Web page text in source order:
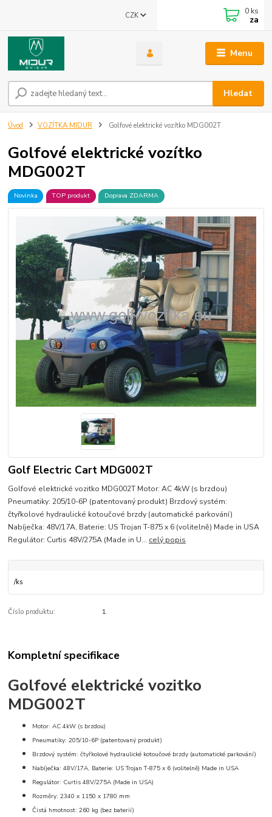
Menu
CZK
Hledat
0 ks
za
Úvod VOZÍTKA MIDUR Golfové elektrické vozítko MDG002T
Golfové elektrické vozítko
MDG002T
Novinka TOP produkt Doprava ZDARMA
Golf Electric Cart MDG002T
Golfové elektrické vozitko MDG002T Motor: AC 4kW (s brzdou)
Pneumatiky: 205/10-6P (patentovaný produkt) Brzdový systém:
čtyřkolové hydraulické kotoučové brzdy (automatické parkování)
Nabíječka: 48V/17A, Baterie: US Trojan T-875 x 6 (volitelně) Made in USA
Regulátor: Curtis 48V/275A (Made in U... celý popis
/ks
Číslo produktu: 1
Kompletní specifikace
Golfové elektrické vozitko
MDG002T
Motor: AC 4kW (s brzdou)
Pneumatiky: 205/10-6P (patentovaný produkt)
Brzdový systém: čtyřkolové hydraulické kotoučové brzdy (automatické parkování)
Nabíječka: 48V/17A, Baterie: US Trojan T-875 x 6 (volitelně) Made in USA
Regulátor: Curtis 48V/275A (Made in USA)
Rozměry: 2340 x 1150 x 1780 mm
Čistá hmotnost: 260 kg (bez baterií)